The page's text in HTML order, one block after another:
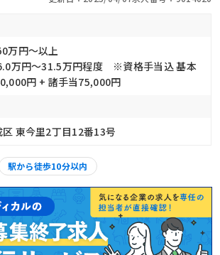
万円〜以上
万円〜31.5万円程度 ※資格手当込 基本
円 + 諸手当75,000円
東今里2丁目12番13号
駅から徒歩10分以内